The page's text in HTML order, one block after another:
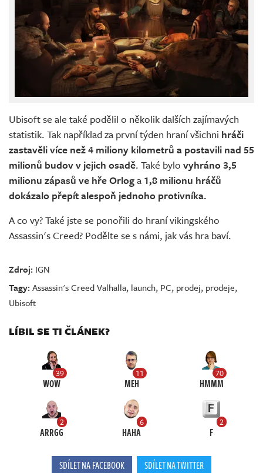
Ubisoft se ale také podělil o několik dalších zajímavých
statistik. Tak například za první týden hraní všichni hráči
zastavěli více než 4 miliony kilometrů a postavili nad 55
milionů budov v jejich osadě. Také bylo vyhráno 3,5
milionu zápasů ve hře Orloga 1,8 milionu hráčů
dokázalo přepít alespoň jednoho protivníka.
A co vy? Také jste se ponořili do hraní vikingského
Assassin's Creed? Podělte se s námi, jak vás hra baví.
Zdroj: IGN
Tagy:Assassin's Creed Valhalla, launch, PC, prodej, prodeje,
Ubisoft
LÍBIL SE TI ČLÁNEK?
39
WOW
11
MEH
70
HMMM
2
ARRGG
6
HAHA
2
F
SDÍLET NA FACEBOOK SDÍLET NA TWITTER